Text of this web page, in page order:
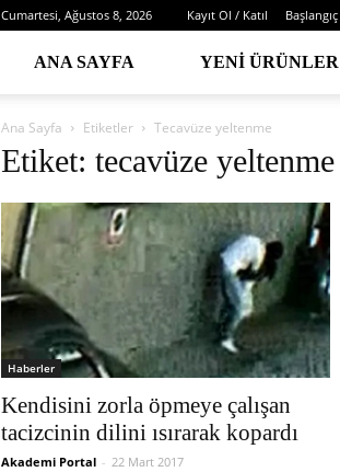
Cumartesi, Ağustos 8, 2026 Kayıt Ol / Katıl Başlangıç
ANA SAYFA YENI ÜRÜNLER
Ana Sayfa Etiketler Tecavüze yeltenme
Etiket: tecavüze yeltenme
Haberler
Kendisini zorla öpmeye çalışan
tacizcinin dilini ısırarak kopardı
Akademi Portal - 22 Mart 2017